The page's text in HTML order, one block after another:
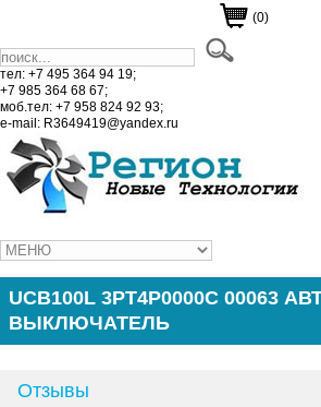
(0)
тел: +7 495 364 94 19;
+7 985 364 68 67;
моб.тел: +7 958 824 92 93;
e-mail: R3649419@yandex.ru
UCB100L 3PT4P0000C 00063
ВЫКЛЮЧАТЕЛЬ
Отзывы